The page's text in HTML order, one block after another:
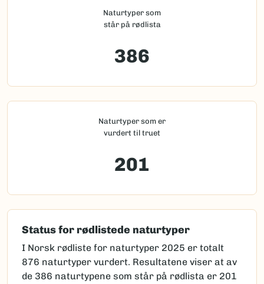
Naturtyper som
står på rødlista
386
Naturtyper som er
vurdert til truet
201
Status for rødlistede naturtyper
I Norsk rødliste for naturtyper 2025 er totalt
876 naturtyper vurdert. Resultatene viser at av
de 386 naturtypene som står på rødlista er 201